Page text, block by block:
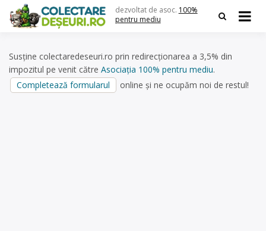
content
dezvoltat de asoc. 100%
pentru mediu
Susține colectaredeseuri.ro prin redirecționarea a 3,5% din
impozitul pe venit către Asociația 100% pentru mediu.
Completează formularul
online și ne ocupăm noi de restul!